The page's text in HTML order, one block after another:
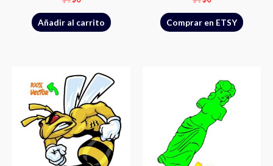
Añadir al carrito Comprar en ETSY
precio
original
era:
$2.
precio
actual
es:
$0.
precio
original
era:
$2.
precio
actual
es: